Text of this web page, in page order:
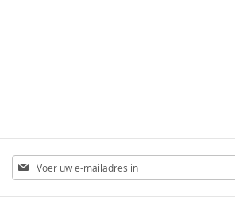
Abonneer
u
op